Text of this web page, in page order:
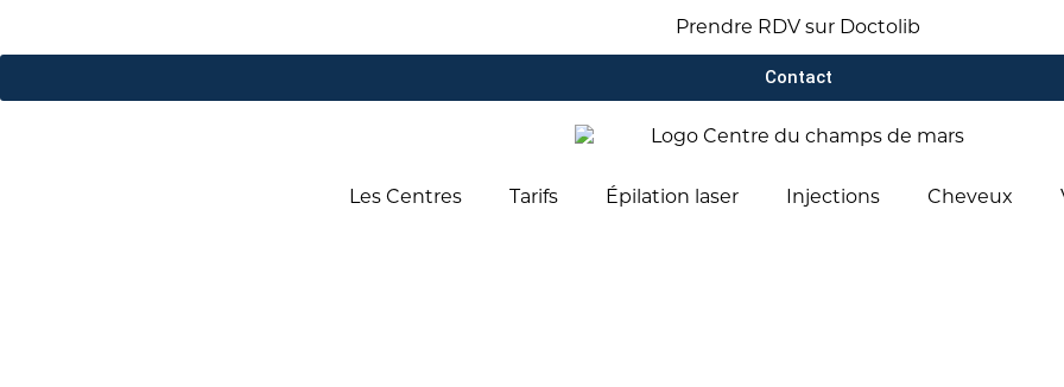
Prendre RDV sur Doctolib
Contact
Les Centres Tarifs Épilation laser Injections Cheveux